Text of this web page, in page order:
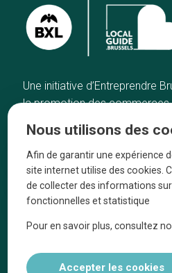
Une initiative d’Entreprendre
la promotion des commerces
Accueil
Bonnes adresses
Quartiers
Blog
Tops 10
Nous utilisons des
Afin de garantir une expérience
site internet utilise des cookies.
de collecter des informations
fonctionnelles et statistique
Pour en savoir plus, consultez
Accepter les cookies